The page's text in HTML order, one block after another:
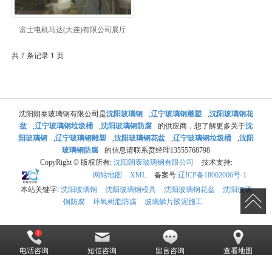
富士电机马达(大连)有限公司展厅
共 7 条记录 1 页
沈阳朗泰玻璃钢有限公司是沈阳玻璃钢 辽宁玻璃钢雕塑
沈阳玻璃钢花
盆
辽宁玻璃钢垃圾桶 沈阳玻璃钢防腐 的供应商，想了解更多关于沈
阳玻璃钢
辽宁玻璃钢雕塑 沈阳玻璃钢花盆 辽宁玻璃钢垃圾桶
沈阳
玻璃钢防腐
的信息请联系贲经理13555768798
CopyRight © 版权所有: 沈阳朗泰玻璃钢有限公司
技术支持:
网站地图
XML 备案号:辽ICP备18002006号-1
本站关键字: 沈阳玻璃钢 沈阳玻璃钢模具 沈阳玻璃钢花盆
沈阳玻璃
钢防腐
环氧树脂防腐 玻璃鳞片胶泥施工
电话咨询 短信咨询 留言咨询 查看地图